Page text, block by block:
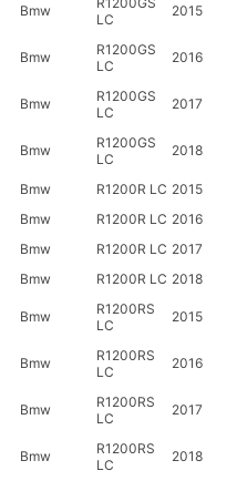
Bmw
LC
2015
Bmw
R1200GS
LC
2016
Bmw
R1200GS
LC
2017
Bmw
R1200GS
LC
2018
Bmw R1200R LC 2015
Bmw
R1200R LC 2016
Bmw
R1200R LC 2017
Bmw
R1200R LC 2018
Bmw
R1200RS
LC
2015
Bmw
R1200RS
LC
2016
Bmw
R1200RS
LC
2017
Bmw
R1200RS
LC
2018